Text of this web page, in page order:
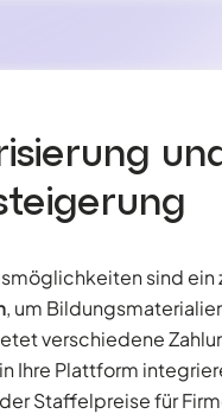
sind ein
, um
verschiedene
Ihre Plattform
Staffelpreise für